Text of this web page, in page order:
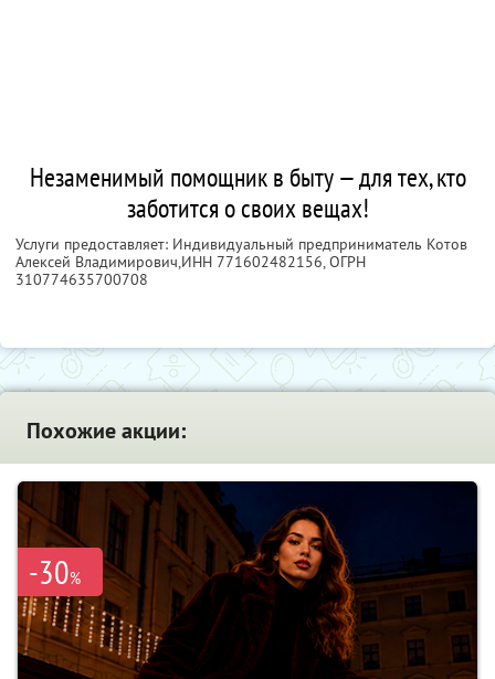
Незаменимый помощник в быту — для тех, кто
заботится о своих вещах!
Услуги предоставляет: Индивидуальный предприниматель Котов
Алексей Владимирович,ИНН 771602482156, ОГРН
310774635700708
Похожие акции:
-30%